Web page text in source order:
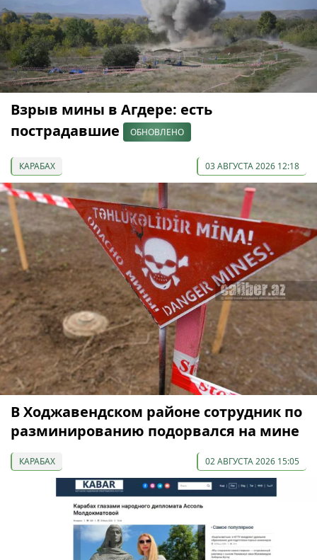
Взрыв мины в Агдере: есть
пострадавшие
ОБНОВЛЕНО
КАРАБАХ 03 АВГУСТА 2026 12:18
В Ходжавендском районе сотрудник по
разминированию подорвался на мине
КАРАБАХ 02 АВГУСТА 2026 15:05